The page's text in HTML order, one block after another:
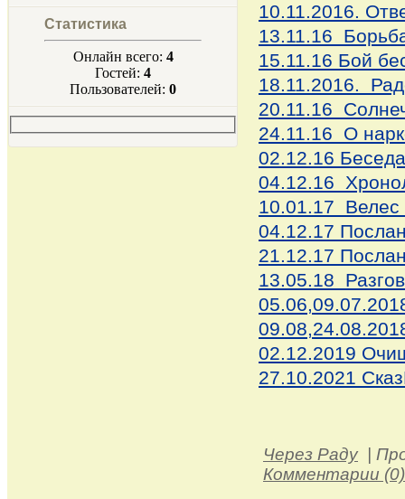
Статистика
Онлайн всего: 4
Гостей: 4
Пользователей: 0
10.11.2016.
13.11.16
15.11.16 Бой
18.11.2016.
20.11.16
24.11.16 О
02.12.16
04.12.16
10.01.17 Велес
04.12.17
21.12.17
13.05.18
02.12.2019
27.10.2021
Через Раду
Комментарии (0)